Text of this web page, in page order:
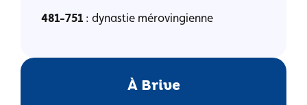
481-751 : dynastie mérovingienne
À Brive